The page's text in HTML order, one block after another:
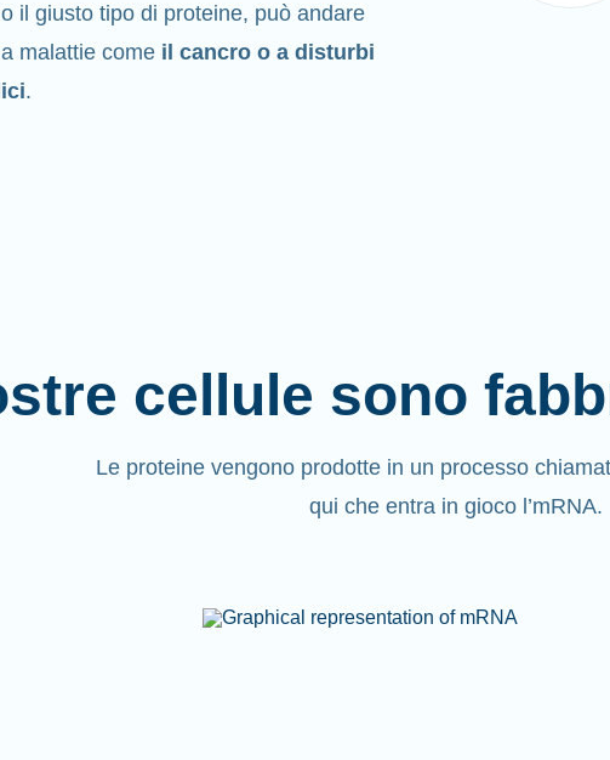
il giusto tipo di proteine, può andare
malattie come il cancro o a disturbi
.
cellule sono
Le proteine vengono prodotte in un processo
qui che entra in gioco l’mRNA.